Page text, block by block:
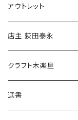
マグカップ
傘
食料品
その他
アウトレット
店主 荻田泰永
書籍
ウェア
クラフト木楽屋
選書